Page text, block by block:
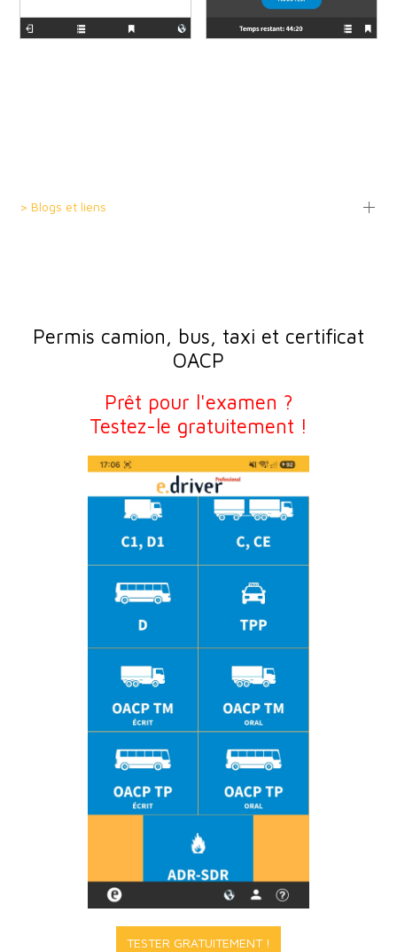
> Blogs et liens
Permis camion, bus, taxi et certificat
OACP
Prêt pour l'examen ?
Testez-le gratuitement !
TESTER GRATUITEMENT !